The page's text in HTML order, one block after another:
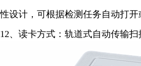
性设计，可根据检测任务自动打开
12、读卡方式：轨道式自动传输扫